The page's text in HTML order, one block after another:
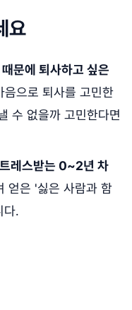
요
문에 퇴사하고 싶은
으로 퇴사를 고민한
수 없을까 고민한다면
레스받는 0~2년 차
얻은 '싫은 사람과 함
다.